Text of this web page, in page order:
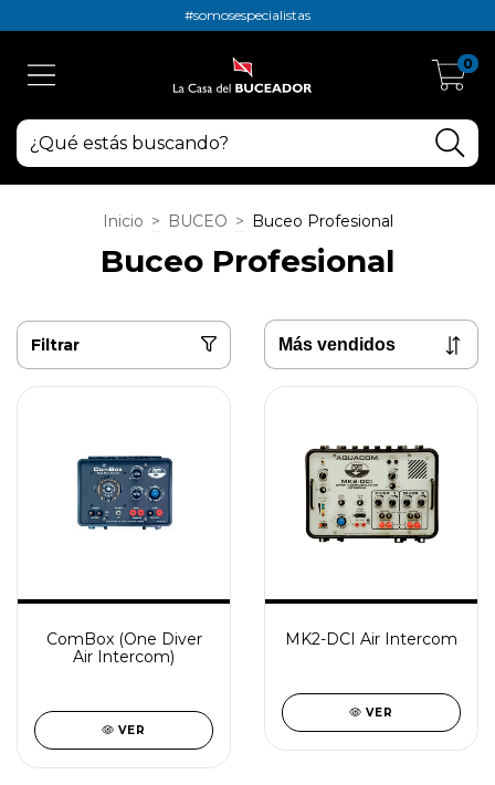
#somosespecialistas
0
Inicio > BUCEO > Buceo Profesional
Buceo Profesional
Filtrar
ComBox (One Diver
Air Intercom)
VER
MK2-DCI Air Intercom
VER